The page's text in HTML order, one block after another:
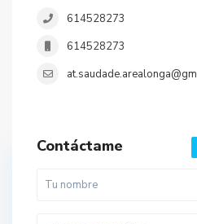
614528273
614528273
Contáctame